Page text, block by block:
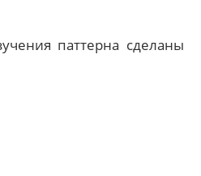
паттерна сделаны